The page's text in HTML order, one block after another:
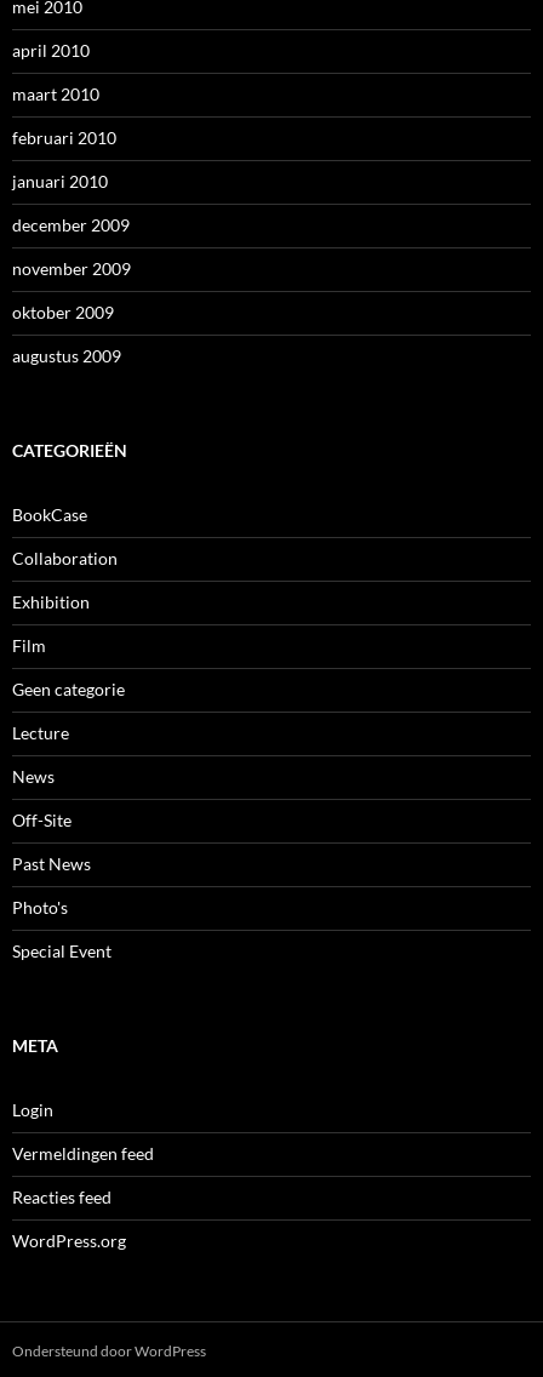
mei 2010
april 2010
maart 2010
februari 2010
januari 2010
december 2009
november 2009
oktober 2009
augustus 2009
CATEGORIEËN
BookCase
Collaboration
Exhibition
Film
Geen categorie
Lecture
News
Off-Site
Past News
Photo's
Special Event
META
Login
Vermeldingen feed
Reacties feed
WordPress.org
Ondersteund door WordPress